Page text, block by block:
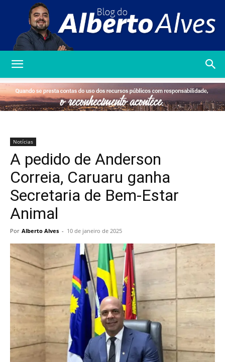
Alberto
Notícias
A pedido de Anderson
Correia, Caruaru ganha
Secretaria de Bem-Estar
Animal
Por Alberto Alves - 10 de janeiro de 2025